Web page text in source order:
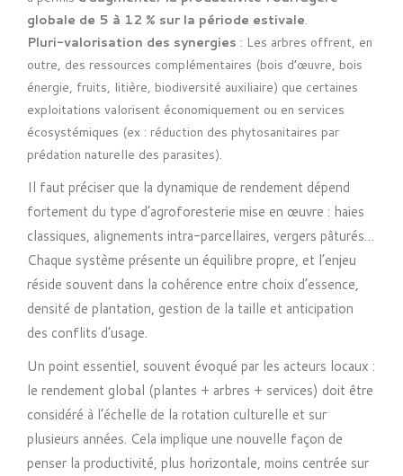
globale de 5 à 12 % sur la période estivale.
Pluri-valorisation des synergies : Les arbres offrent, en
outre, des ressources complémentaires (bois d’œuvre, bois
énergie, fruits, litière, biodiversité auxiliaire) que certaines
exploitations valorisent économiquement ou en services
écosystémiques (ex : réduction des phytosanitaires par
prédation naturelle des parasites).
Il faut préciser que la dynamique de rendement dépend
fortement du type d’agroforesterie mise en œuvre : haies
classiques, alignements intra-parcellaires, vergers pâturés…
Chaque système présente un équilibre propre, et l’enjeu
réside souvent dans la cohérence entre choix d’essence,
densité de plantation, gestion de la taille et anticipation
des conflits d’usage.
Un point essentiel, souvent évoqué par les acteurs locaux :
le rendement global (plantes + arbres + services) doit être
considéré à l’échelle de la rotation culturelle et sur
plusieurs années. Cela implique une nouvelle façon de
penser la productivité, plus horizontale, moins centrée sur